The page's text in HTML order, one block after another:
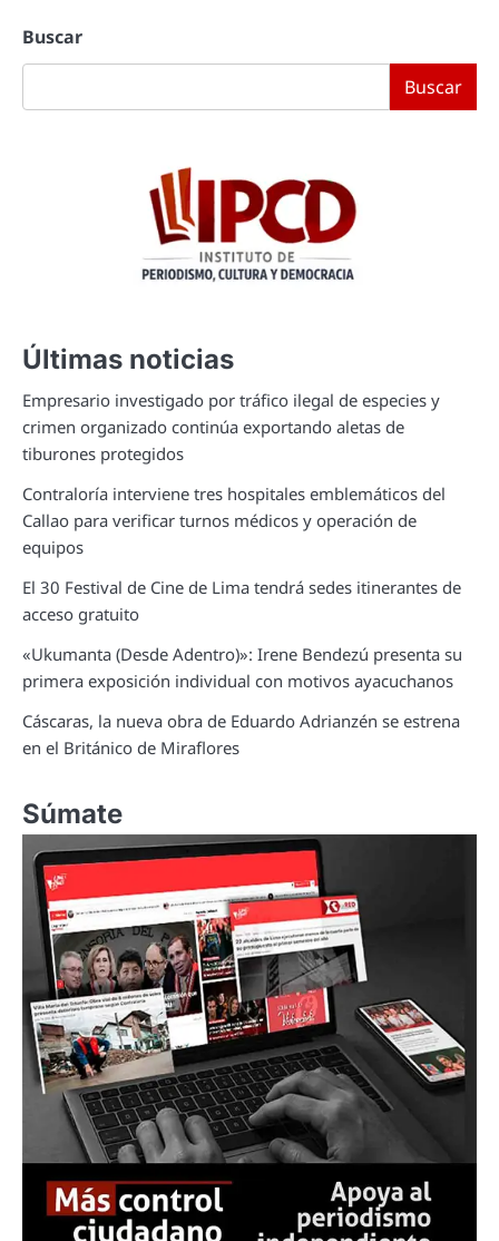
Buscar
Buscar
Últimas noticias
Empresario investigado por tráfico ilegal de especies y
crimen organizado continúa exportando aletas de
tiburones protegidos
Contraloría interviene tres hospitales emblemáticos del
Callao para verificar turnos médicos y operación de
equipos
El 30 Festival de Cine de Lima tendrá sedes itinerantes de
acceso gratuito
«Ukumanta (Desde Adentro)»: Irene Bendezú presenta su
primera exposición individual con motivos ayacuchanos
Cáscaras, la nueva obra de Eduardo Adrianzén se estrena
en el Británico de Miraflores
Súmate